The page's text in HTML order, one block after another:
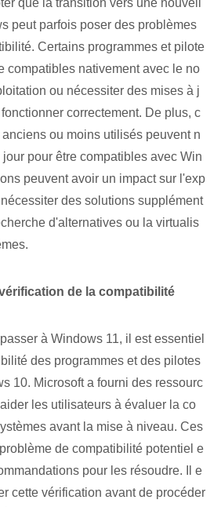
que la transition vers une nouvell
peut parfois poser des problèmes
Certains programmes et pilote
compatibles nativement avec le no
ou nécessiter des mises à j
correctement. De plus, c
ou moins utilisés peuvent n
pour être compatibles avec Win
peuvent avoir un impact sur l'exp
des solutions supplément
d'alternatives ou la virtualis
de la compatibilité
à Windows 11, il est essentiel
des programmes et des pilotes
10. Microsoft a fourni des ressourc
les utilisateurs à évaluer la co
avant la mise à niveau. Ces
de compatibilité potentiel e
pour les résoudre. Il e
cette vérification avant de procéder